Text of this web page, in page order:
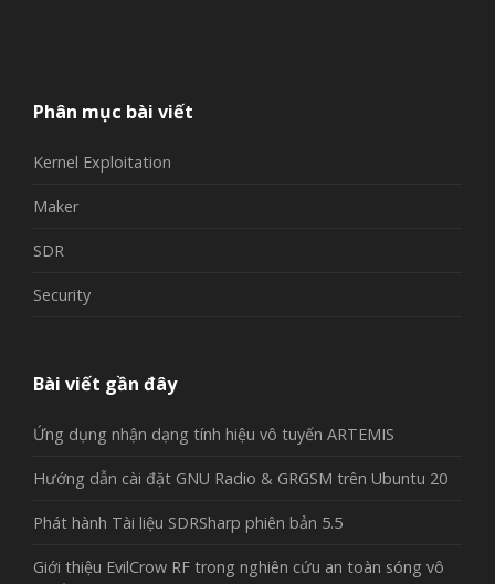
Phân mục bài viết
Kernel Exploitation
Maker
SDR
Security
Bài viết gần đây
Ứng dụng nhận dạng tính hiệu vô tuyến ARTEMIS
Hướng dẫn cài đặt GNU Radio & GRGSM trên Ubuntu 20
Phát hành Tài liệu SDRSharp phiên bản 5.5
Giới thiệu EvilCrow RF trong nghiên cứu an toàn sóng vô